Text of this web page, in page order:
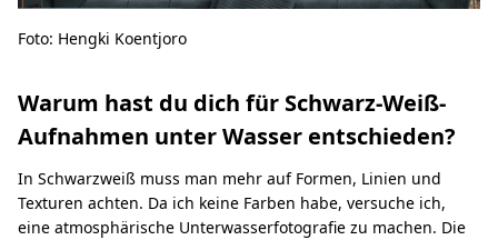
Foto: Hengki Koentjoro
Warum hast du dich für Schwarz-Weiß-
Aufnahmen unter Wasser entschieden?
In Schwarzweiß muss man mehr auf Formen, Linien und
Texturen achten. Da ich keine Farben habe, versuche ich,
eine atmosphärische Unterwasserfotografie zu machen. Die